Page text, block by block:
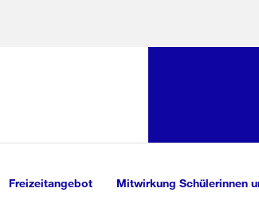
Freizeitangebot Mitwirkung Schülerinnen